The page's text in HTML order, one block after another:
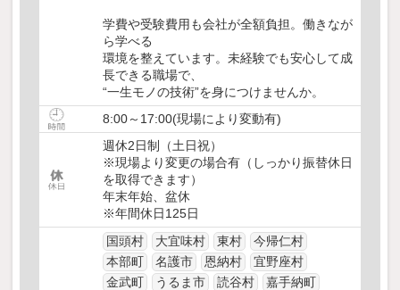
学費や受験費用も会社が全額負担。働きなが
ら学べる
環境を整えています。未経験でも安心して成
長できる職場で、
“一生モノの技術”を身につけませんか。
8:00～17:00(現場により変動有)
週休2日制（土日祝）
※現場より変更の場合有（しっかり振替休日
を取得できます）
年末年始、盆休
※年間休日125日
国頭村
大宜味村 東村
今帰仁村
本部町
名護市 恩納村
宜野座村
金武町
うるま市 読谷村
嘉手納町